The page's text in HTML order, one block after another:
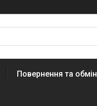
Повернення та обмін